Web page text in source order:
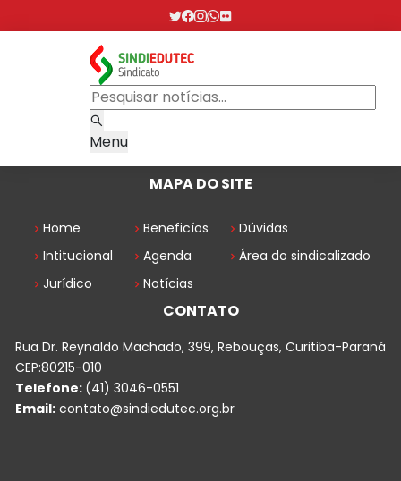
Menu
MAPA DO SITE
Home
Intitucional
Jurídico
Beneficíos
Agenda
Notícias
Dúvidas
Área do sindicalizado
CONTATO
Rua Dr. Reynaldo Machado, 399, Rebouças, Curitiba-Paraná
CEP:80215-010
Telefone: (41) 3046-0551
Email: contato@sindiedutec.org.br